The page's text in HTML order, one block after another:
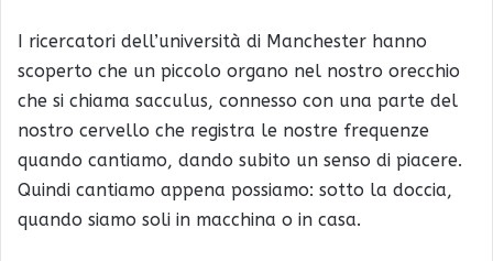
I ricercatori dell’università di Manchester hanno
scoperto che un piccolo organo nel nostro orecchio
che si chiama sacculus, connesso con una parte del
nostro cervello che registra le nostre frequenze
quando cantiamo, dando subito un senso di piacere.
Quindi cantiamo appena possiamo: sotto la doccia,
quando siamo soli in macchina o in casa.